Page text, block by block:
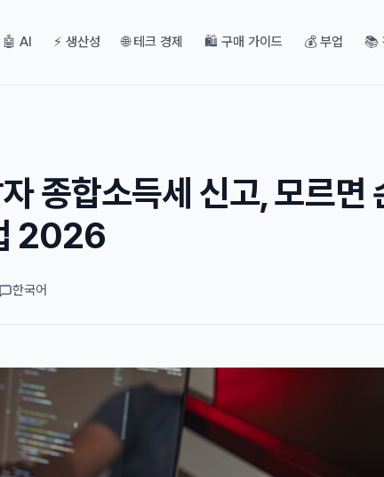
🤖 AI ⚡ 생산성 🌐 테크 경제 🛍️ 구매 가이드 💰 부업 📚
종합소득세 신고, 모르면
2026
한국어